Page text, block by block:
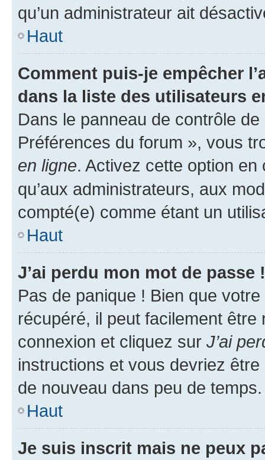
qu’un administrateur ait
Haut
Comment puis-je empêcher
dans la liste des utilisateurs
Dans le panneau de contrôle
Préférences du forum », vous
en ligne. Activez cette option
qu’aux administrateurs, aux
compté(e) comme étant un
Haut
J’ai perdu mon mot de passe !
Pas de panique ! Bien que
récupéré, il peut facilement
connexion et cliquez sur J’ai
instructions et vous devriez
de nouveau dans peu de temps.
Haut
Je suis inscrit mais ne peux